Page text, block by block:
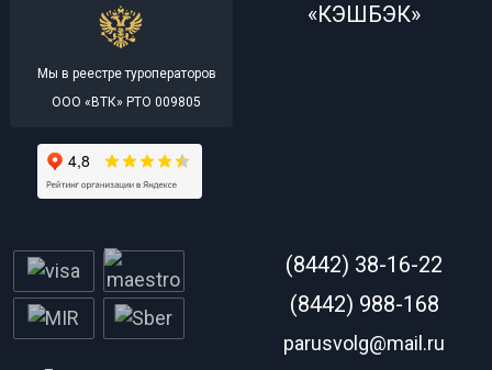
Мы в реестре туроператоров
ООО «ВТК» РТО 009805
«КЭШБЭК»
(8442) 38-16-22
(8442) 988-168
parusvolg@mail.ru